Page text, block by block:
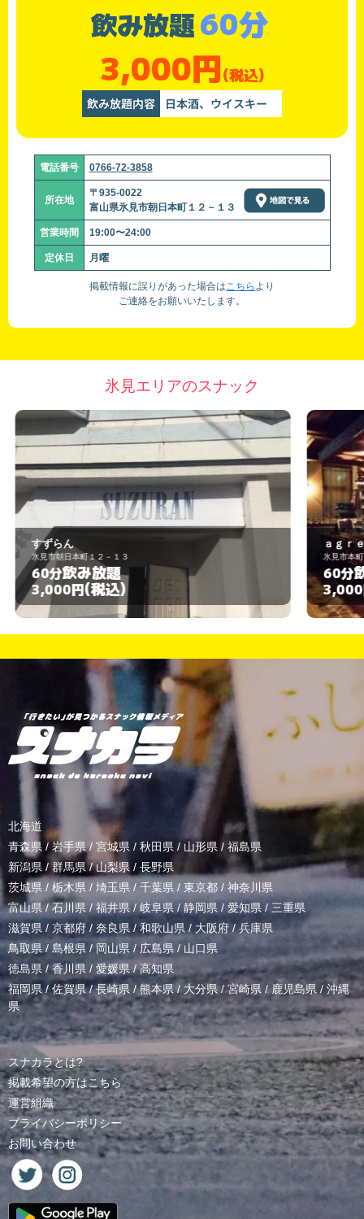
飲み放題60分
3,000円(税込)
飲み放題内容 日本酒、ウイスキー
電話番号 0766-72-3858
所在地
〒935-0022
富山県氷見市朝日本町１２－１３
営業時間 19:00〜24:00
定休日 月曜
掲載情報に誤りがあった場合はこちら より
ご連絡をお願いいたします。
氷見エリアのスナック
氷見市本町１－３
60分飲み放題
3,000円(税込)
北海道
青森県 / 岩手県/ 宮城県 / 秋田県 / 山形県/ 福島県
新潟県 /群馬県/山梨県 / 長野県
茨城県 / 栃木県 / 埼玉県 / 千葉県 / 東京都 / 神奈川県
富山県 /石川県/福井県/岐阜県 / 静岡県 / 愛知県 / 三重県
滋賀県 / 京都府 / 奈良県 / 和歌山県/ 大阪府 /兵庫県
鳥取県/ 島根県 /岡山県/ 広島県 / 山口県
徳島県 /香川県 / 愛媛県/高知県
福岡県/佐賀県/長崎県 /熊本県/ 大分県/宮崎県 /鹿児島県 / 沖縄
県
スナカラとは?
掲載希望の方はこちら
運営組織
プライバシーポリシー
お問い合わせ